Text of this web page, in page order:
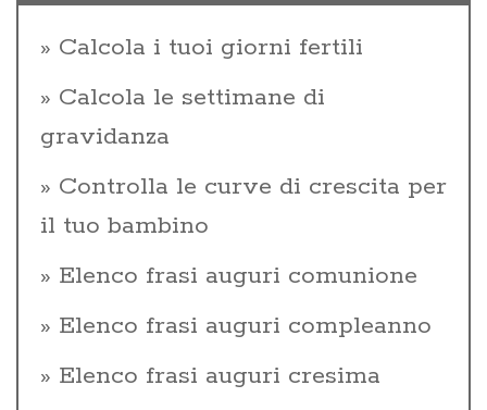
Calcola i tuoi giorni fertili
Calcola le settimane di
gravidanza
Controlla le curve di crescita per
il tuo bambino
Elenco frasi auguri comunione
Elenco frasi auguri compleanno
Elenco frasi auguri cresima